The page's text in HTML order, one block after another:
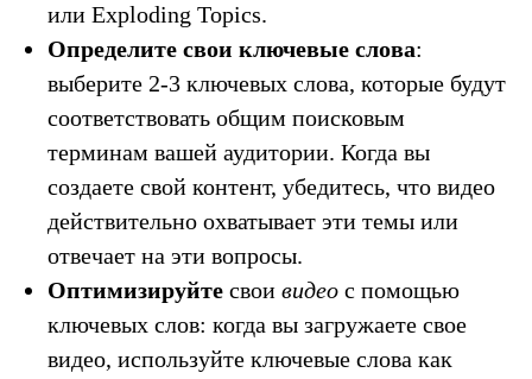
или Exploding Topics.
Определите свои ключевые слова:
выберите 2-3 ключевых слова, которые будут
соответствовать общим поисковым
терминам вашей аудитории. Когда вы
создаете свой контент, убедитесь, что видео
действительно охватывает эти темы или
отвечает на эти вопросы.
Оптимизируйте свои видео с помощью
ключевых слов: когда вы загружаете свое
видео, используйте ключевые слова как